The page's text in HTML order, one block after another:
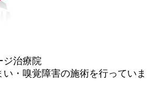
ジ治療院
・嗅覚障害の施術を行っていま